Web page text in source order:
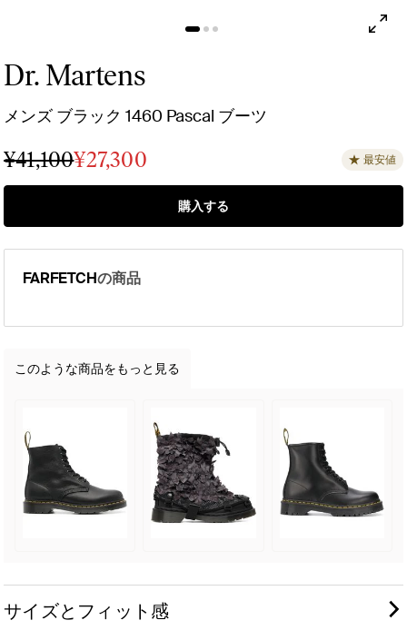
Dr. Martens
メンズ ブラック 1460 Pascal ブーツ
¥41,100¥27,300 最安値
購入する
FARFETCHの商品
このような商品をもっと見る
サイズとフィット感